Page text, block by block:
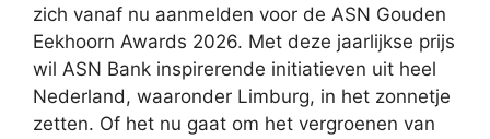
zich vanaf nu aanmelden voor de ASN Gouden
Eekhoorn Awards 2026. Met deze jaarlijkse prijs
wil ASN Bank inspirerende initiatieven uit heel
Nederland, waaronder Limburg, in het zonnetje
zetten. Of het nu gaat om het vergroenen van